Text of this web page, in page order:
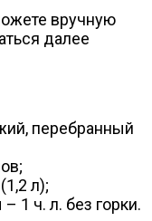
вручную
далее
перебранный
л);
1 ч. л. без горки.